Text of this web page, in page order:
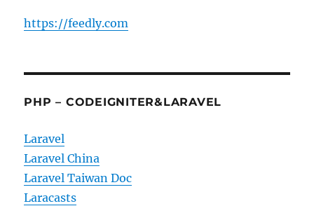
https://feedly.com
PHP – CODEIGNITER&LARAVEL
Laravel
Laravel China
Laravel Taiwan Doc
Laracasts